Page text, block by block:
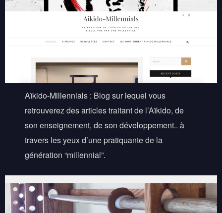
Aïkido-Millennials : Blog sur lequel vous
retrouverez des articles traitant de l’Aïkido, de
son enseignement, de son développement.. à
travers les yeux d’une pratiquante de la
génération “millennial”.